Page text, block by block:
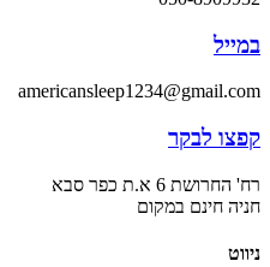
במייל
americansleep1234@gmail.com
קפצו לבקר
רח' החרושת 6 א.ת כפר סבא
חניה חינם במקום
ניווט